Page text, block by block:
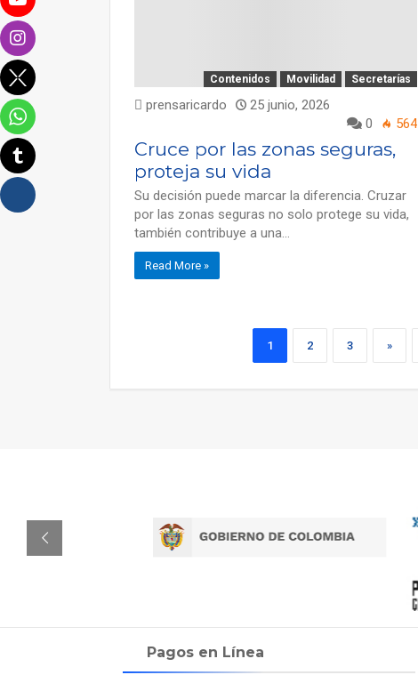
Contenidos Movilidad Secretarías
prensaricardo
25 junio, 2026
0
564
Cruce por las zonas seguras,
proteja su vida
Su decisión puede marcar la diferencia. Cruzar
por las zonas seguras no solo protege su vida,
también contribuye a una…
Read More »
1 2 3 »
Pagos en Línea